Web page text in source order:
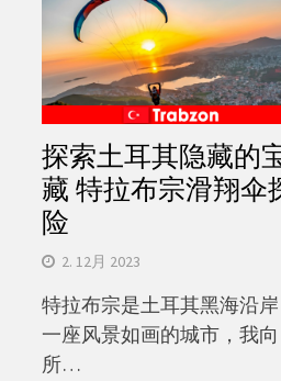
探索土耳其隐藏的
藏 特拉布宗滑翔伞
险
2. 12月 2023
特拉布宗是土耳其黑海沿岸
一座风景如画的城市，我向
所…